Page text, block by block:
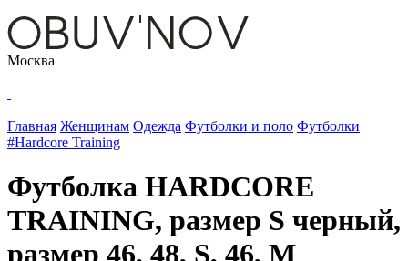
Москва
Главная Женщинам Одежда Футболки и поло Футболки
#Hardcore Training
Футболка HARDCORE
TRAINING, размер S черный,
размер 46, 48, S, 46, M